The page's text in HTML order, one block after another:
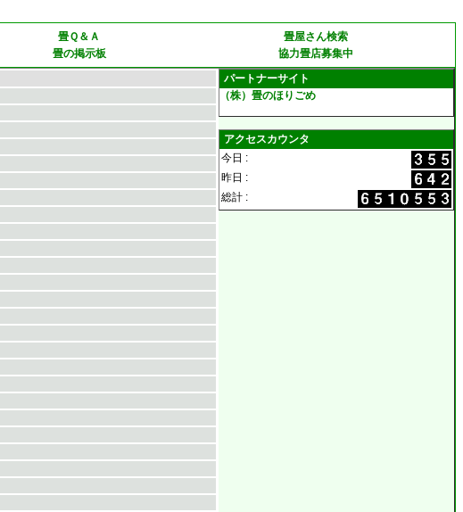
畳Ｑ＆Ａ
畳屋さん検索
畳の掲示板
協力畳店募集中
パートナーサイト
（株）畳のほりごめ
アクセスカウンタ
今日 :
昨日 :
総計 :